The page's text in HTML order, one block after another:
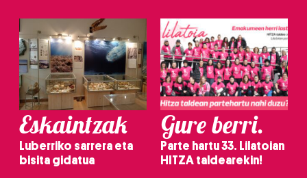
Eskaintzak
Luberriko sarrera eta
bisita gidatua
Gure berri.
Parte hartu 33. Lilatoian
HITZA taldearekin!